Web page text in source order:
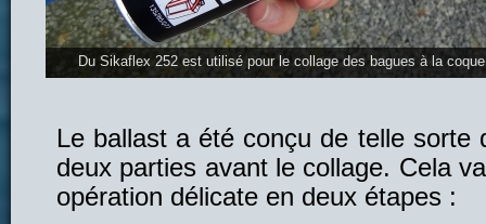
Du Sikaflex 252 est utilisé pour le collage des bagues à la coque
Le ballast a été conçu de telle sorte
deux parties avant le collage. Cela
opération délicate en deux étapes :